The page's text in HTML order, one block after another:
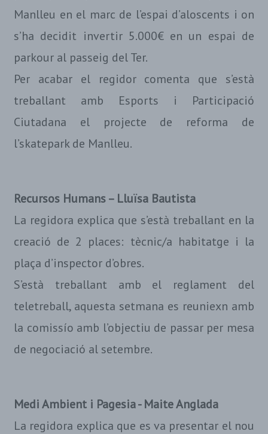
Manlleu en el marc de l’espai d’aloscents i on
s’ha decidit invertir 5.000€ en un espai de
parkour al passeig del Ter.
Per acabar el regidor comenta que s’està
treballant amb Esports i Participació
Ciutadana el projecte de reforma de
l’skatepark de Manlleu.
Recursos Humans – Lluïsa Bautista
La regidora explica que s’està treballant en la
creació de 2 places: tècnic/a habitatge i la
plaça d’inspector d’obres.
S’està treballant amb el reglament del
teletreball, aquesta setmana es reuniexn amb
la comissío amb l’objectiu de passar per mesa
de negociació al setembre.
Medi Ambient i Pagesia - Maite Anglada
La regidora explica que es va presentar el nou